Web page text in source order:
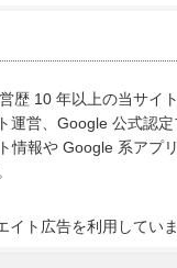
歴 10 年以上の当サイ
運営、Google 公式認
情報や Google 系アプ
イト広告を利用してい